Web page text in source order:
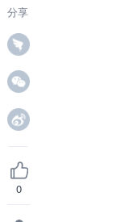
分享
0